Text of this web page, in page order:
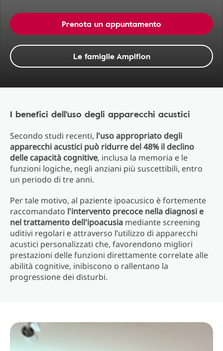
Prenota un appuntamento
Le famiglie Amplfion
I benefici dell'uso degli apparecchi acustici
Secondo studi recenti, l'uso appropriato degli
apparecchi acustici può ridurre del 48% il declino
delle capacità cognitive, inclusa la memoria e le
funzioni logiche, negli anziani più suscettibili, entro
un periodo di tre anni.
Per tale motivo, al paziente ipoacusico è fortemente
raccomandato l'intervento precoce nella diagnosi e
nel trattamento dell'ipoacusia mediante screening
uditivi regolari e attraverso l’utilizzo di apparecchi
acustici personalizzati che, favorendono migliori
prestazioni delle funzioni direttamente correlate alle
abilità cognitive, inibiscono o rallentano la
progressione dei disturbi.